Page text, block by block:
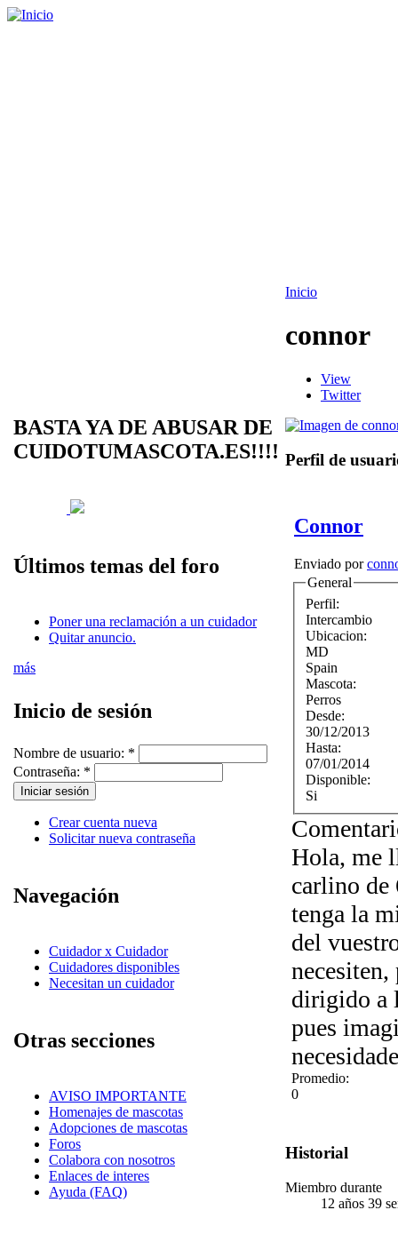
BASTA YA DE ABUSAR DE
CUIDOTUMASCOTA.ES!!!!
Últimos temas del foro
Poner una reclamación a un cuidador
Quitar anuncio.
más
Inicio de sesión
Nombre de usuario: *
Contraseña: *
Crear cuenta nueva
Solicitar nueva contraseña
Navegación
Cuidador x Cuidador
Cuidadores disponibles
Necesitan un cuidador
Otras secciones
AVISO IMPORTANTE
Homenajes de mascotas
Adopciones de mascotas
Foros
Colabora con nosotros
Enlaces de interes
Ayuda (FAQ)
Inicio
connor
View
Twitter
Perfil de
Connor
Enviado por
General
Perfil:
Intercambio
Ubicacion:
MD
Spain
Mascota:
Perros
Desde:
30/12/2013
Hasta:
07/01/2014
Disponible:
Si
Hola, me
carlino de
tenga la
del
necesiten,
dirigido a
pues
Promedio:
0
Historial
Miembro durante
12 años 39